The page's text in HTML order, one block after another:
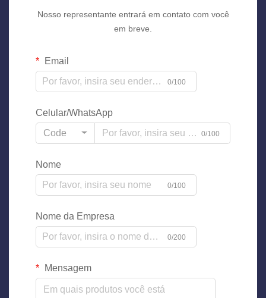
Nosso representante entrará em contato com você
em breve.
Email
0/100
Celular/WhatsApp
Code
0/100
Nome
0/100
Nome da Empresa
0/200
Mensagem